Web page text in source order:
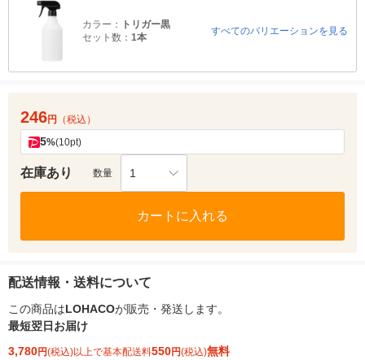
カラー：
トリガー黒
セット数： 1本
すべてのバリエーションを見る
246円 （税込）
5%(10pt)
在庫あり 数量 1
カートに入れる
配送情報・送料について
この商品はLOHACOが販売・発送します。
最短翌日お届け
3,780円(税込)以上で基本配送料550円(税込)無料